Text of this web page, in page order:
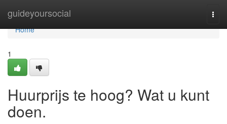
guideyoursocial
Home
Home
1
Huurprijs te hoog? Wat u kunt
doen.